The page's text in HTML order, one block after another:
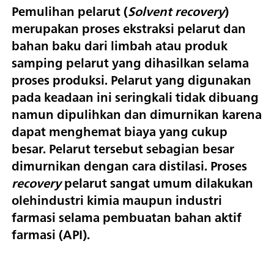
Pemulihan pelarut (Solvent recovery)
merupakan proses ekstraksi pelarut dan
bahan baku dari limbah atau produk
samping pelarut yang dihasilkan selama
proses produksi. Pelarut yang digunakan
pada keadaan ini seringkali tidak dibuang
namun dipulihkan dan dimurnikan karena
dapat menghemat biaya yang cukup
besar. Pelarut tersebut sebagian besar
dimurnikan dengan cara distilasi. Proses
recoverypelarut sangat umum dilakukan
olehindustri kimia maupun industri
farmasi selama pembuatan bahan aktif
farmasi (API).